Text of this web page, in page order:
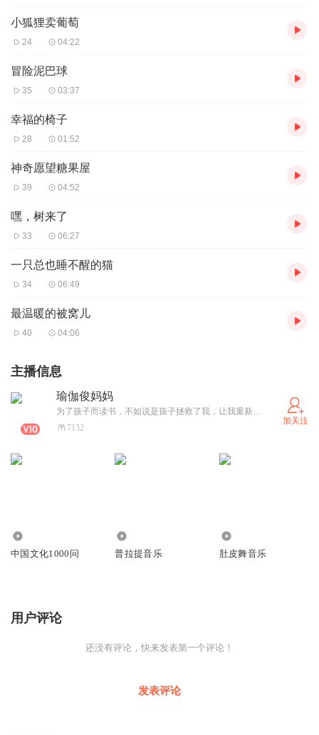
小狐狸卖葡萄
24 04:22
冒险泥巴球
35 03:37
幸福的椅子
28 01:52
神奇愿望糖果屋
39 04:52
嘿，树来了
33 06:27
一只总也睡不醒的猫
34 06:49
最温暖的被窝儿
40 04:06
主播信息
瑜伽俊妈妈
为了孩子而读书，不如说是孩子拯救了我，让我重新爱上了读书，重新定义了自己。
7132
加关注
中国文化1000问 普拉提音乐 肚皮舞音乐
用户评论
还没有评论，快来发表第一个评论！
发表评论